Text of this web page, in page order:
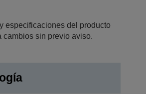
especificaciones del producto
cambios sin previo aviso.